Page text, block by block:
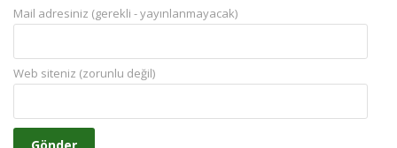
Mail adresiniz (gerekli - yayınlanmayacak)
Web siteniz (zorunlu değil)